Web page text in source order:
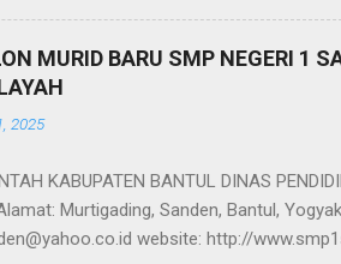
3 Mata Pelajaran TKA/TKAD, yaitu
ajang latihan bagi para siswa SD
berjuang selama 120 menit dan
dan juara ketiga adalah Salsabila Mufida
MURID BARU SMP NEGERI 1
2025
KABUPATEN BANTUL DINAS
Murtigading, Sanden, Bantul,
website: http://